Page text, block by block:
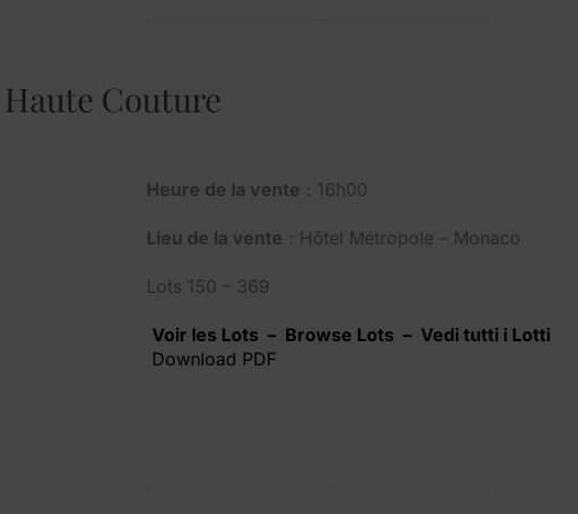
Haute Couture
Heure de la vente : 16h00
Lieu de la vente : Hôtel Métropole – Monaco
Lots 150 – 369
Voir les Lots – Browse Lots – Vedi tutti i Lotti
Download PDF